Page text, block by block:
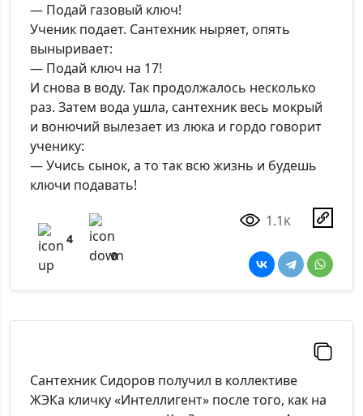
— Подай газовый ключ!
Ученик подает. Сантехник ныряет, опять
выныривает:
— Подай ключ на 17!
И снова в воду. Так продолжалось несколько
раз. Затем вода ушла, сантехник весь мокрый
и вонючий вылезает из люка и гордо говорит
ученику:
— Учись сынок, а то так всю жизнь и будешь
ключи подавать!
4
0
1.1 K
Сантехник Сидоров получил в коллективе
ЖЭКа кличку «Интеллигент» после того, как на